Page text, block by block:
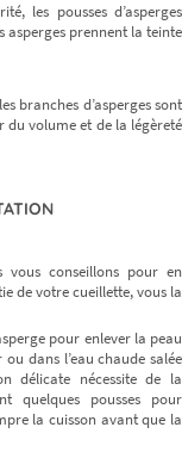
les pousses d’asperges
asperges prennent la teinte
branches d’asperges sont
volume et de la légèreté
conseillons pour en
de votre cueillette, vous la
pour enlever la peau
dans l’eau chaude salée
délicate nécessite de la
quelques pousses pour
la cuisson avant que la